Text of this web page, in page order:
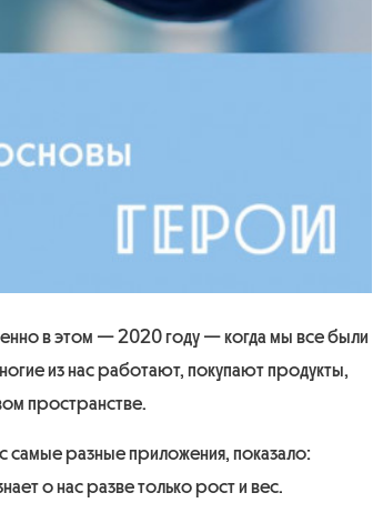
в этом — 2020 году — когда мы все были
из нас работают, покупают продукты,
пространстве.
самые разные приложения, показало:
о нас разве только рост и вес.